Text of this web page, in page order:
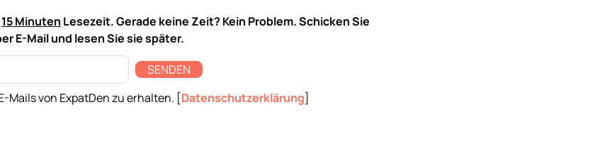
15 Minuten Lesezeit. Gerade keine Zeit? Kein Problem. Schicken Sie
E-Mail und lesen Sie sie später.
SENDEN
Mails von ExpatDen zu erhalten. [Datenschutzerklärung]